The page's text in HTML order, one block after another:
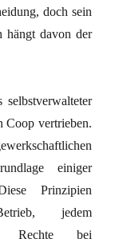
doch sein
hängt davon der
Coop vertrieben.
einiger
Prinzipien
jedem
Rechte bei